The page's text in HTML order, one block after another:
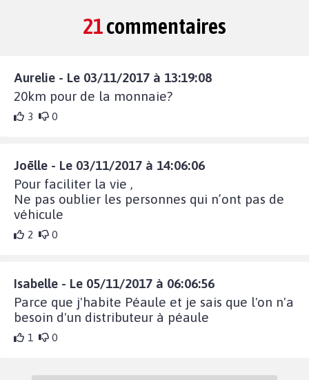
21commentaires
Aurelie - Le 03/11/2017 à 13:19:08
20km pour de la monnaie?
3 0
Joēlle - Le 03/11/2017 à 14:06:06
Pour faciliter la vie ,
Ne pas oublier les personnes qui n’ont pas de
véhicule
2 0
Isabelle - Le 05/11/2017 à 06:06:56
Parce que j'habite Péaule et je sais que l'on n'a
besoin d'un distributeur à péaule
1 0